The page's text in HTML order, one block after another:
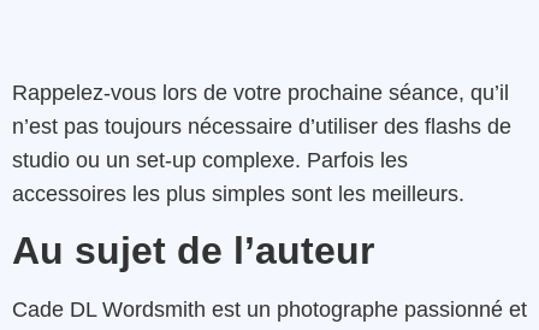
Rappelez-vous lors de votre prochaine séance, qu’il
n’est pas toujours nécessaire d’utiliser des flashs de
studio ou un set-up complexe. Parfois les
accessoires les plus simples sont les meilleurs.
Au sujet de l’auteur
Cade DL Wordsmith est un photographe passionné et